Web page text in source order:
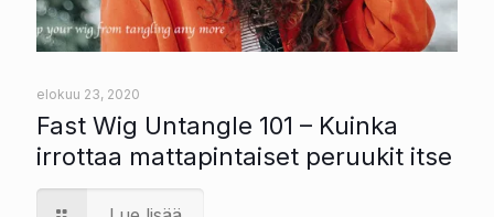
elokuu 23, 2020
Fast Wig Untangle 101 – Kuinka
irrottaa mattapintaiset peruukit itse